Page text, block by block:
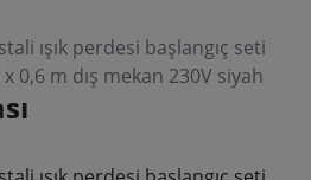
ışık perdesi başlangıç seti
x 0,6 m dış mekan 230V siyah